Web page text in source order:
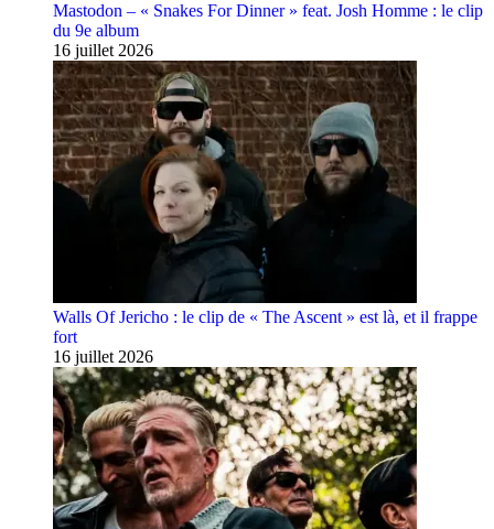
Mastodon – « Snakes For Dinner » feat. Josh Homme : le clip
du 9e album
16 juillet 2026
Walls Of Jericho : le clip de « The Ascent » est là, et il frappe
fort
16 juillet 2026